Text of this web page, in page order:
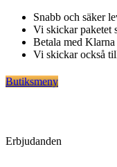
Hoppa
innehåll
Snabb och säker
Vi skickar paketet
Betala med Klarna
Vi skickar också
Butiksmeny
Erbjudanden